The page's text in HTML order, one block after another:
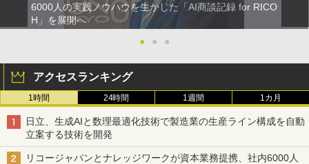
6000人の実践ノウハウを生かした「AI商談記録 for RICO
H」を展開へ
●
● ●
アクセスランキング
1時間 24時間 1週間 1カ月
日立、生成AIと数理最適化技術で製造業の生産ライン構成を自動
立案する技術を開発
リコージャパンとナレッジワークが資本業務提携、社内6000人